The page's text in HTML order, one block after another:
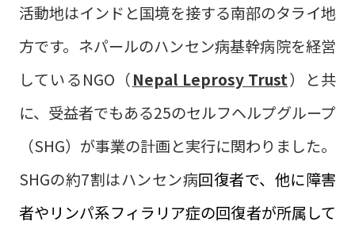
活動地はインドと国境を接する南部のタライ地
方です。ネパールのハンセン病基幹病院を経営
しているNGO（Nepal Leprosy Trust）と共
に、受益者でもある25のセルフヘルプグループ
（SHG）が事業の計画と実行に関わりました。
SHGの約7割はハンセン病回復者で、他に障害
者やリンパ系フィラリア症の回復者が所属して